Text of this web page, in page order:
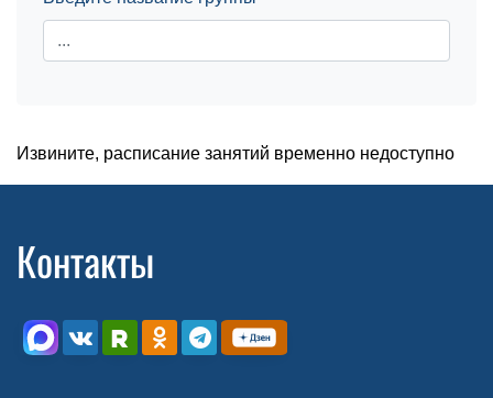
Извините, расписание занятий временно недоступно
Контакты